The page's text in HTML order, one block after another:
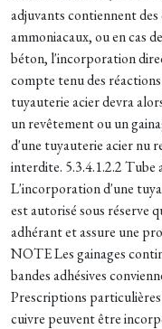
adjuvants contiennent
ammoniacaux, ou en cas
béton, l'incorporation
compte tenu des
tuyauterie acier devra
un revêtement ou un
d'une tuyauterie acier nu
interdite. 5.3.4.1.2.2 Tube
L'incorporation d'une
est autorisé sous réserve
adhérant et assure une
NOTE Les gainages
bandes adhésives
Prescriptions
cuivre peuvent être